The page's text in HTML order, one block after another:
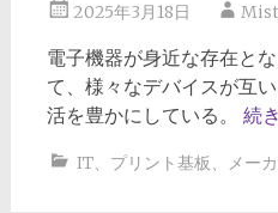
2025年3月18日
電子機器が身近な存在と
て、様々なデバイスが互
活を豊かにしている。 続
IT、 プリント基板 、 メー